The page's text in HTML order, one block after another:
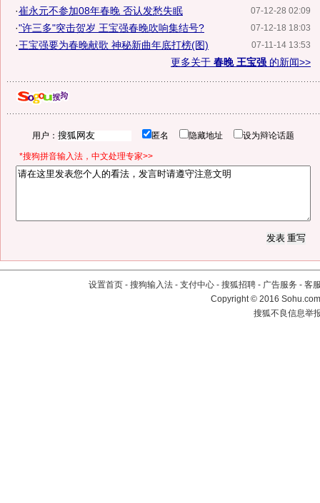
07-12-28 02:09
·崔永元不参加08年春晚 否认发愁失眠
07-12-18 18:03
·"许三多"突击贺岁 王宝强春晚吹响集结号?
07-11-14 13:53
·王宝强要为春晚献歌 神秘新曲年底打榜(图)
更多关于 春晚 王宝强 的新闻>>
用户： 匿名 隐藏地址 设为辩论话题
*搜狗拼音输入法，中文处理专家>>
设置首页 - 搜狗输入法 - 支付中心 - 搜狐招聘 - 广告服务 - 客
Copyright©2016
搜狐不良信息举